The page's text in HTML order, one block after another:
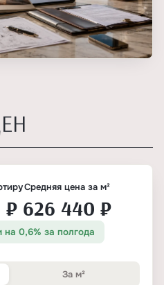
₽
Средняя цена за м²
626 440 ₽
0,6% за полгода
За м²